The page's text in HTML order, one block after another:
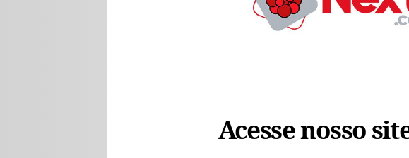
Acesse nosso